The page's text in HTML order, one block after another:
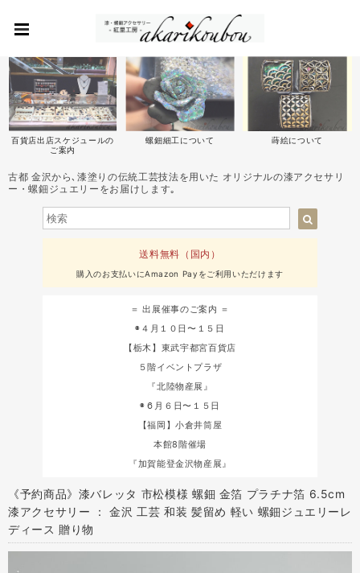
百貨店出店スケジュールの
ご案内
螺鈿細工について 蒔絵について
古都 金沢から､漆塗りの伝統工芸技法を用いた オリジナルの漆アクセサリ
ー・螺鈿ジュエリーをお届けします｡
送料無料（国内）
購入のお支払いにAmazon Payをご利用いただけます
＝ 出展催事のご案内 ＝
◉４月１０日〜１５日
【栃木】東武宇都宮百貨店
５階イベントプラザ
『北陸物産展』
◉６月６日〜１５日
【福岡】小倉井筒屋
本館8階催場
『加賀能登金沢物産展』
《予約商品》漆バレッタ 市松模様 螺鈿 金箔 プラチナ箔 6.5cm
漆アクセサリー ： 金沢 工芸 和装 髪留め 軽い 螺鈿ジュエリーレ
ディース 贈り物